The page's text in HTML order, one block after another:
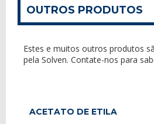
OUTROS PRODUTOS
Estes e muitos outros produtos
pela Solven. Contate-nos para
ACETATO DE ETILA